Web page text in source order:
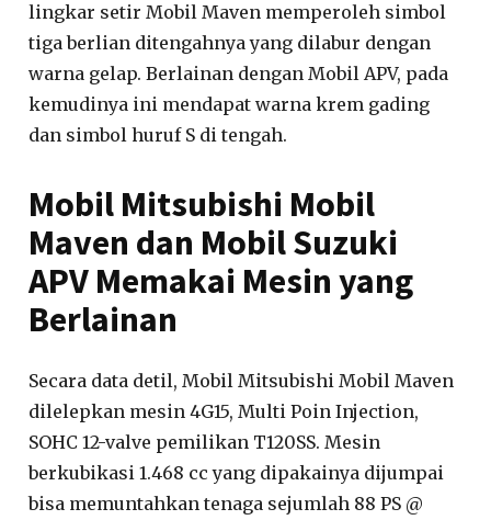
lingkar setir Mobil Maven memperoleh simbol
tiga berlian ditengahnya yang dilabur dengan
warna gelap. Berlainan dengan Mobil APV, pada
kemudinya ini mendapat warna krem gading
dan simbol huruf S di tengah.
Mobil Mitsubishi Mobil
Maven dan Mobil Suzuki
APV Memakai Mesin yang
Berlainan
Secara data detil, Mobil Mitsubishi Mobil Maven
dilelepkan mesin 4G15, Multi Poin Injection,
SOHC 12-valve pemilikan T120SS. Mesin
berkubikasi 1.468 cc yang dipakainya dijumpai
bisa memuntahkan tenaga sejumlah 88 PS @